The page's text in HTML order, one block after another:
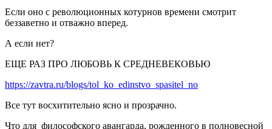
Если оно с революционных котурнов времени смотрит
беззаветно и отважно вперед.
А если нет?
ЕЩЕ РАЗ ПРО ЛЮБОВЬ К СРЕДНЕВЕКОВЬЮ
https://zavtra.ru/blogs/tol_ko_edinstvo_spasitel_no
Все тут восхитительно ясно и прозрачно.
Что для философского авангарда, рожденного в полновесной